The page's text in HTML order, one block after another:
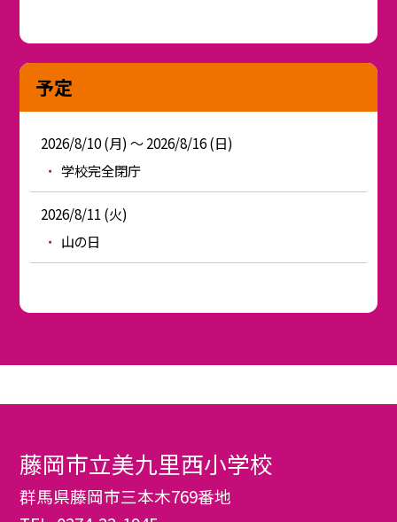
予定
2026/8/10 (月) ～ 2026/8/16 (日)
学校完全閉庁
2026/8/11 (火)
山の日
藤岡市立美九里西小学校
群馬県藤岡市三本木769番地